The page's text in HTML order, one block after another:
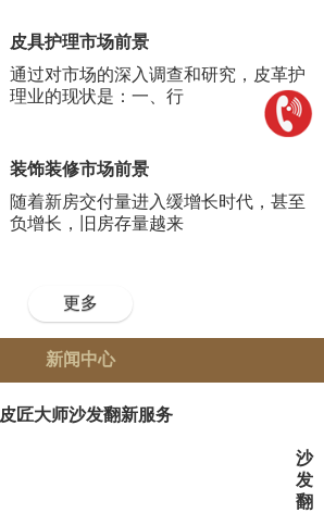
皮具护理市场前景
通过对市场的深入调查和研究，皮革护
理业的现状是：一、行
装饰装修市场前景
随着新房交付量进入缓增长时代，甚至
负增长，旧房存量越来
更多
新闻中心
皮匠大师沙发翻新服务
沙
发
翻